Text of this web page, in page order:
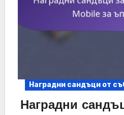
Наградни сандъци от
Наградни